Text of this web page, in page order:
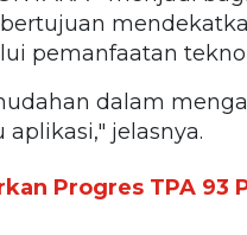
pemanfaatan
dalam
jelasnya.
Progres TPA 93